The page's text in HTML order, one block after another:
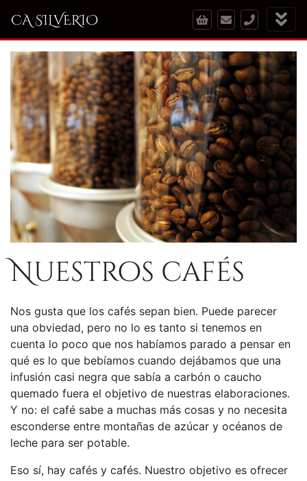
CA SILVERIO
Nuestros cafés
Nos gusta que los cafés sepan bien. Puede parecer
una obviedad, pero no lo es tanto si tenemos en
cuenta lo poco que nos habíamos parado a pensar en
qué es lo que bebíamos cuando dejábamos que una
infusión casi negra que sabía a carbón o caucho
quemado fuera el objetivo de nuestras elaboraciones.
Y no: el café sabe a muchas más cosas y no necesita
esconderse entre montañas de azúcar y océanos de
leche para ser potable.
Eso sí, hay cafés y cafés. Nuestro objetivo es ofrecer